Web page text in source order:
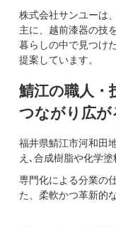
株式会社サンユーは
主に、越前漆器の技
暮らしの中で見つけ
提案しています。
鯖江の職人・
つながり広が
福井県鯖江市河和田
え､合成樹脂や化学
専門化による分業の
た、柔軟かつ革新的